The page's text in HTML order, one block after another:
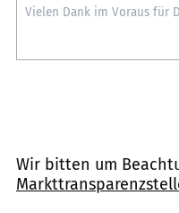
Wir bitten um